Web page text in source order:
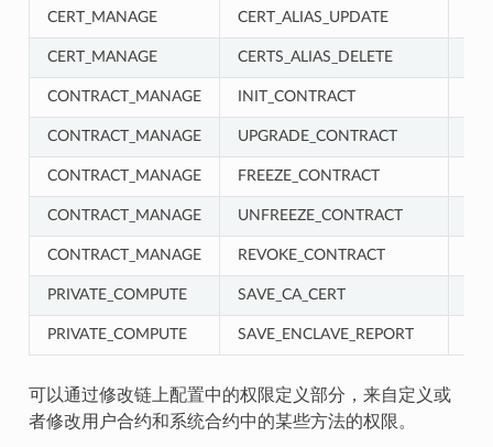
CERT_MANAGE CERT_ALIAS_UPDATE
CERT_MANAGE CERTS_ALIAS_DELETE
CONTRACT_MANAGE INIT_CONTRACT
CONTRACT_MANAGE UPGRADE_CONTRACT
CONTRACT_MANAGE FREEZE_CONTRACT
CONTRACT_MANAGE UNFREEZE_CONTRACT
CONTRACT_MANAGE REVOKE_CONTRACT
PRIVATE_COMPUTE SAVE_CA_CERT
PRIVATE_COMPUTE SAVE_ENCLAVE_REPORT
可以通过修改链上配置中的权限定义部分，来自定义或
者修改用户合约和系统合约中的某些方法的权限。